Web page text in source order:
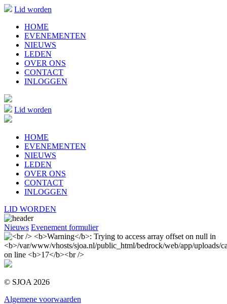
Lid worden
HOME
EVENEMENTEN
NIEUWS
LEDEN
OVER ONS
CONTACT
INLOGGEN
Lid worden
HOME
EVENEMENTEN
NIEUWS
LEDEN
OVER ONS
CONTACT
INLOGGEN
LID WORDEN
Nieuws Evenement formulier
© SJOA 2026
Algemene voorwaarden